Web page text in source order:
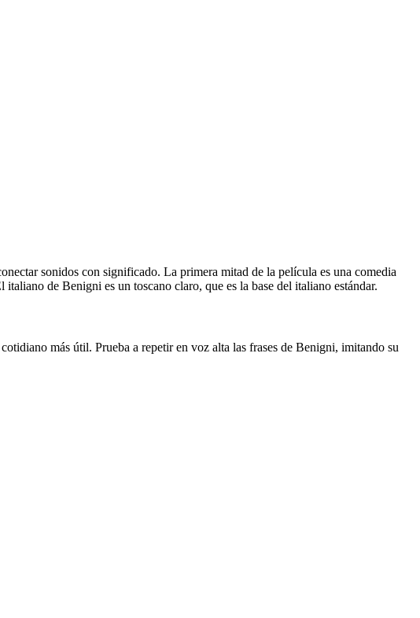
sonidos con significado. La primera mitad de la película es una comedia
de Benigni es un toscano claro, que es la base del italiano estándar.
más útil. Prueba a repetir en voz alta las frases de Benigni, imitando su